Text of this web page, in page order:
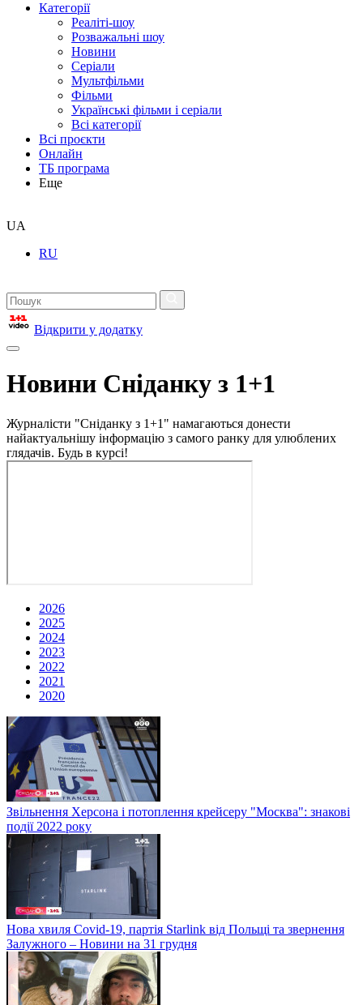
Категорії
Реаліті-шоу
Розважальні шоу
Новини
Серіали
Мультфільми
Фільми
Українські фільми і серіали
Всі категорії
Всі проєкти
Онлайн
ТБ програма
Еще
UA
RU
Відкрити у додатку
Новини Сніданку з 1+1
Журналісти "Сніданку з 1+1" намагаються донести
найактуальнішу інформацію з самого ранку для улюблених
глядачів. Будь в курсі!
2026
2025
2024
2023
2022
2021
2020
Звільнення Херсона і потоплення крейсеру "Москва": знакові
події 2022 року
Нова хвиля Covid-19, партія Starlink від Польщі та звернення
Залужного – Новини на 31 грудня